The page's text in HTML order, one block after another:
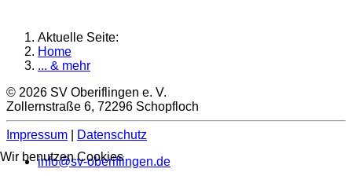
Aktuelle Seite:
Home
... & mehr
© 2026 SV Oberiflingen e. V.
Zollernstraße 6, 72296 Schopfloch
Impressum
Datenschutz
info@sv-oberiflingen.de
Wir benutzen Cookies